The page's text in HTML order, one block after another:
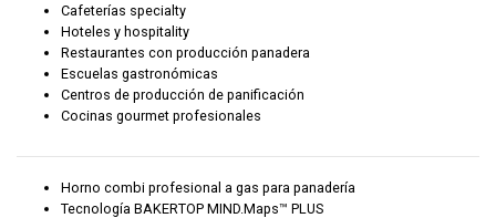
Cafeterías specialty
Hoteles y hospitality
Restaurantes con producción panadera
Escuelas gastronómicas
Centros de producción de panificación
Cocinas gourmet profesionales
Horno combi profesional a gas para panadería
Tecnología BAKERTOP MIND.Maps™ PLUS